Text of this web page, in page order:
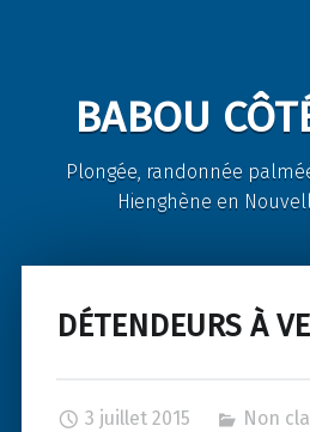
navigation
BABOU
Plongée, randonnée
Hienghène en
DÉTENDEURS À
3 juillet 2015 Non